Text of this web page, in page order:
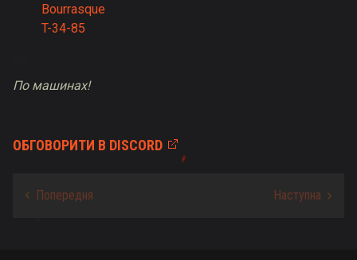
Bourrasque
T-34-85
По машинах!
ОБГОВОРИТИ В DISCORD